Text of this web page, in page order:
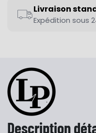
Livraison
Expédition sous
Description